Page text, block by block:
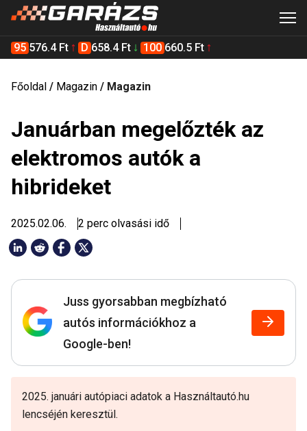
95 576.4 Ft D 658.4 Ft 100 660.5 Ft
Főoldal / Magazin / Magazin
Januárban megelőzték az
elektromos autók a
hibrideket
2025.02.06. 2 perc olvasási idő
Juss gyorsabban megbízható
autós információkhoz a
Google-ben!
2025. januári autópiaci adatok a Használtautó.hu
lencséjén keresztül.